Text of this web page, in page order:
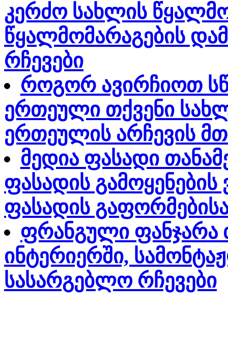
კერძო სახლის
წყალმომარაგების
რჩევები
როგორ ავირჩიოთ
ერთეული თქვენი
ერთეულის არჩევის
მედია ფასადი
ფასადის
ფასადის
ფრანგული ფანჯარა
ინტერიერში,
სასარგებლო რჩევები